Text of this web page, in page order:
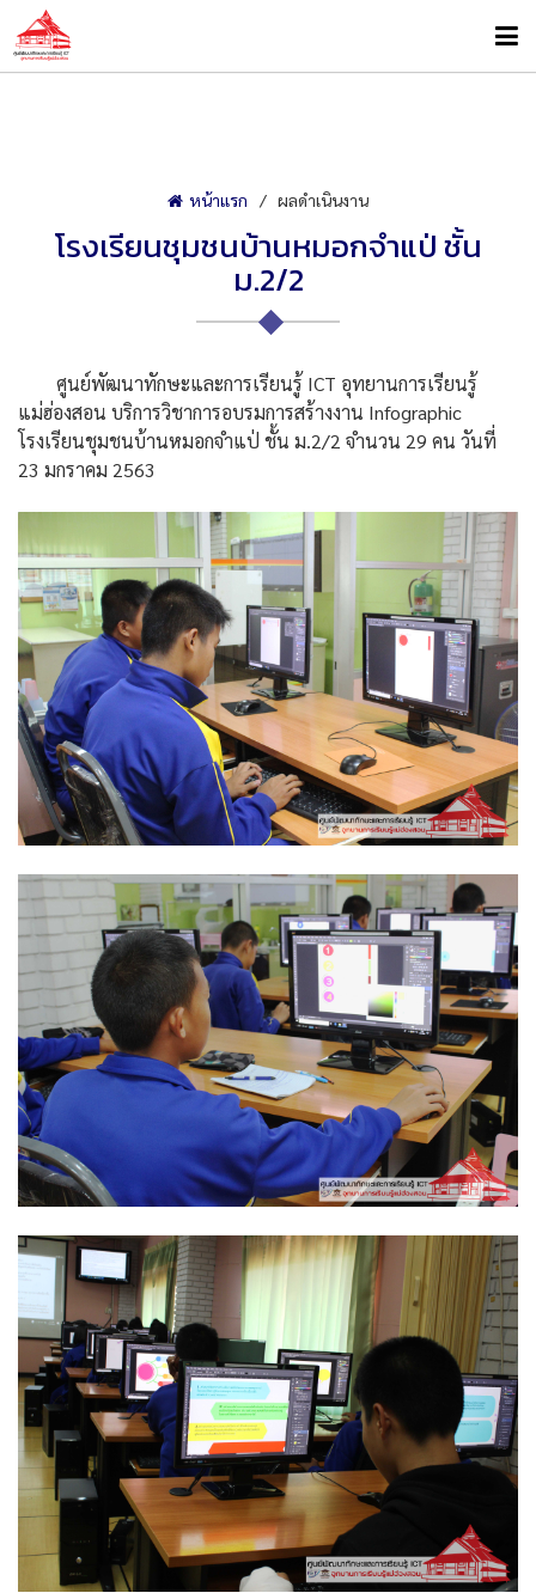
หน้าแรก ผลดำเนินงาน
โรงเรียนชุมชนบ้านหมอกจำแป่ ชั้น
ม.2/2
ศูนย์พัฒนาทักษะและการเรียนรู้ ICT อุทยานการเรียนรู้
แม่ฮ่องสอน บริการวิชาการอบรมการสร้างงาน Infographic
โรงเรียนชุมชนบ้านหมอกจำแป่ ชั้น ม.2/2 จำนวน 29 คน วันที่
23 มกราคม 2563